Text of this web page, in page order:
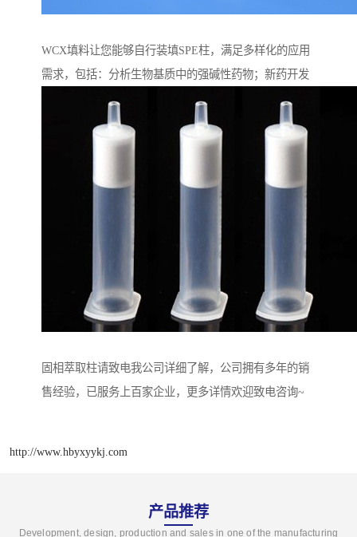
WCX填料让您能够自行装填SPE柱，满足多样化的应用
需求，包括：分析生物基质中的强碱性药物；新药开发
固相萃取柱请致电我公司详细了解，公司拥有多年的销
售经验，已服务上百家企业，更多详情欢迎致电咨询~
http://www.hbyxyykj.com
产品推荐
Development, design, production and sales in one of the manufacturing